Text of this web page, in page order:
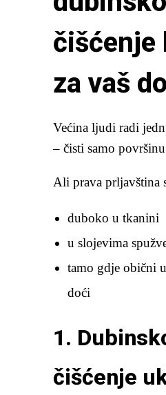
čišćenje
za vaš
Većina ljudi radi
– čisti samo
Ali prava prljavština
duboko u tkanini
u slojevima
tamo gdje obični
doći
1.
čišćenje